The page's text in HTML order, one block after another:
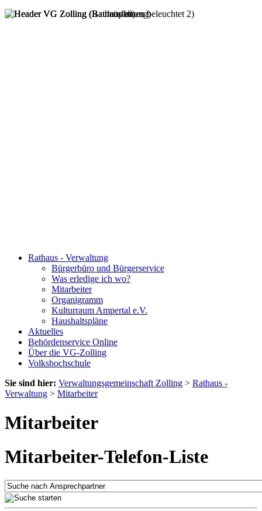
Rathaus - Verwaltung
Bürgerbüro und Bürgerservice
Was erledige ich wo?
Mitarbeiter
Organigramm
Kulturraum Ampertal e.V.
Haushaltspläne
Aktuelles
Behördenservice Online
Über die VG-Zolling
Volkshochschule
Sie sind hier: Verwaltungsgemeinschaft Zolling > Rathaus -
Verwaltung > Mitarbeiter
Mitarbeiter
Mitarbeiter-Telefon-Liste